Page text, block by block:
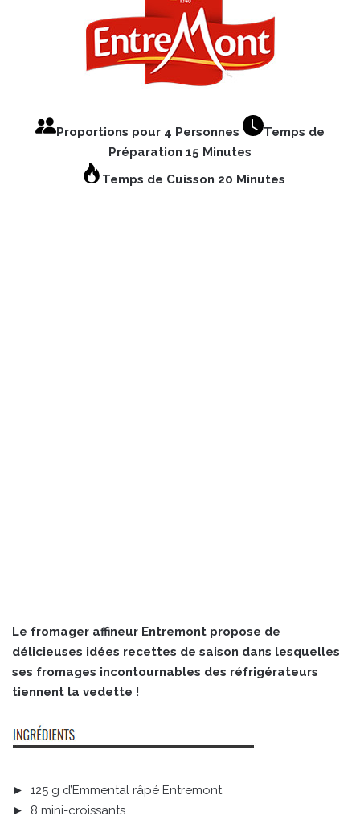
Proportions pour 4 Personnes
Temps de
Préparation 15 Minutes
Temps de Cuisson 20 Minutes
Le fromager affineur Entremont propose de
délicieuses idées recettes de saison dans lesquelles
ses fromages incontournables des réfrigérateurs
tiennent la vedette !
► 125 g d’Emmental râpé Entremont
► 8 mini-croissants